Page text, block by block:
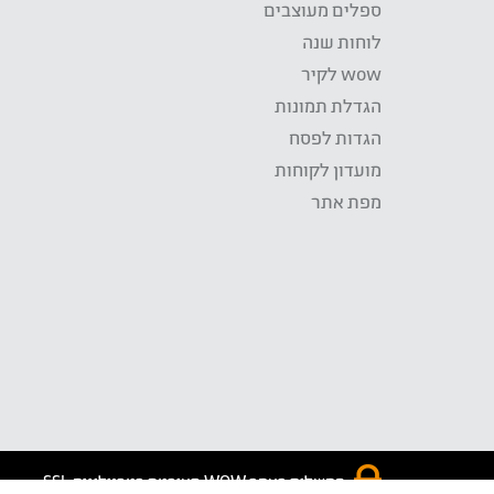
ספלים מעוצבים
לוחות שנה
wow לקיר
הגדלת תמונות
הגדות לפסח
מועדון לקוחות
מפת אתר
התשלום באתר WOW מאובטח בטכנולוגית SSL